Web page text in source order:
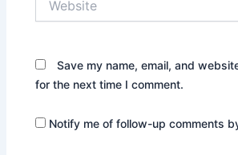
Save my name, email, and
for the next time I comment.
Notify me of follow-up comments